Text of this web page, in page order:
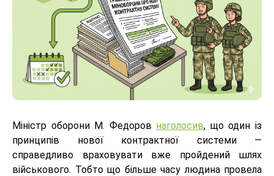
Міністр оборони М. Федоров наголосив, що один із
принципів нової контрактної системи —
справедливо враховувати вже пройдений шлях
військового. Тобто що більше часу людина провела